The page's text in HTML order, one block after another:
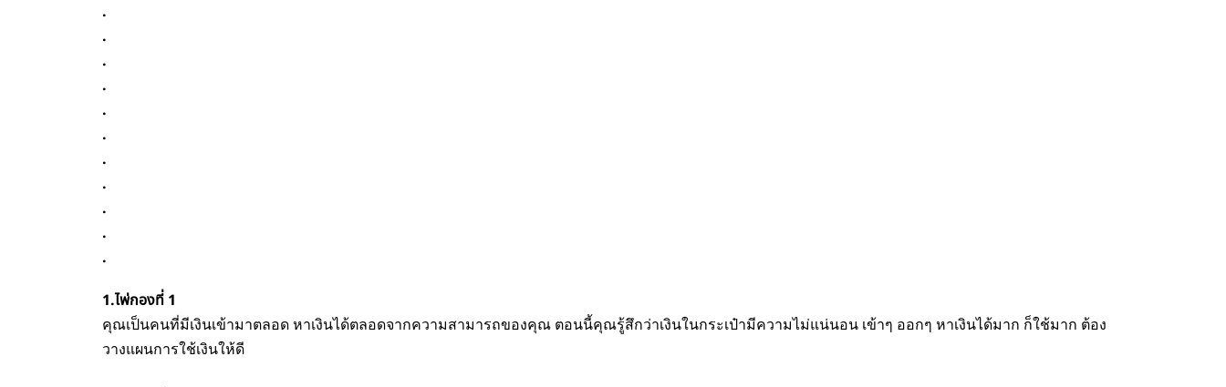
.
.
.
.
.
.
.
.
.
.
.
1.ไพ่กองที่ 1
คุณเป็นคนที่มีเงินเข้ามาตลอด หาเงินได้ตลอดจากความสามารถของคุณ ตอนนี้คุณรู้สึกว่าเงินในกระเป๋ามีความไม่แน่นอน เข้าๆ ออกๆ หาเงินได้มาก ก็ใช้มาก ต้อง
วางแผนการใช้เงินให้ดี